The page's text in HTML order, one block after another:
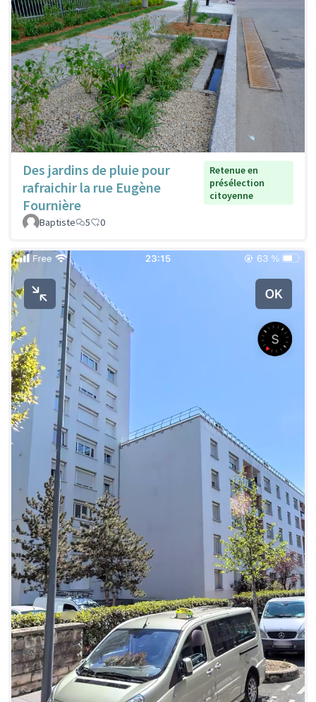
Des jardins de pluie pour
rafraichir la rue Eugène
Fournière
Retenue en
présélection
citoyenne
Baptiste 5 0